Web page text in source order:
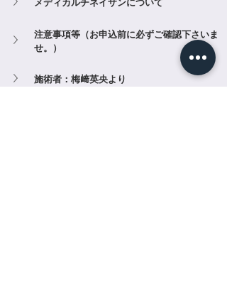
メディカルチネイザンについて
注意事項等（お申込前に必ずご確認下さいま
せ。）
施術者：梅﨑英央より